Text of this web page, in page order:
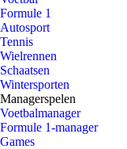
Formule 1
Autosport
Tennis
Wielrennen
Schaatsen
Wintersporten
Managerspelen
Voetbalmanager
Formule 1-manager
Games